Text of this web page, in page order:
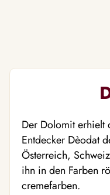
Der Dolomit erhielt
Entdecker Dèodat
Österreich,
ihn in den Farben
cremefarben.